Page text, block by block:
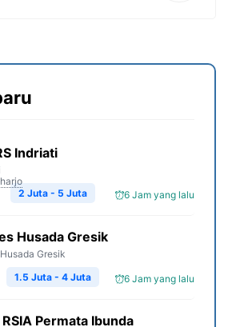
Indriati
6 Jam yang lalu
2 Juta - 5 Juta
Husada Gresik
Gresik
6 Jam yang lalu
1.5 Juta - 4 Juta
Permata Ibunda